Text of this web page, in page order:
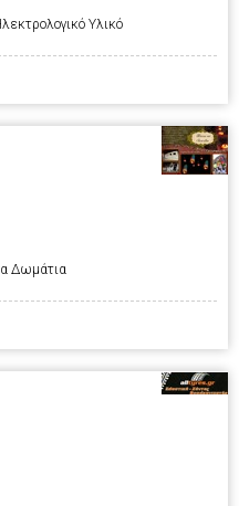
Υλικό
Δωμάτια